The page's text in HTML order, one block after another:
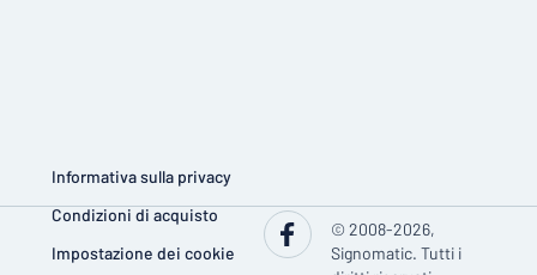
Informativa sulla privacy
Condizioni di acquisto
Impostazione dei cookie
© 2008-2026,
Signomatic. Tutti i